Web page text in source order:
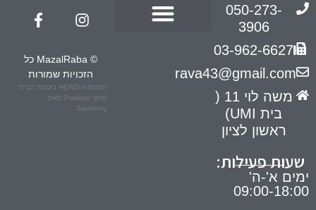
050-273-
3906
03-962-6627
rava43@gmail.com
משה לוי 11 (
בית UMI)
ראשון לציון
שעות פעילות:
ימים א'-ה'
09:00-18:00
© MazalRaba כל
הזכויות שמורות
תמונת ה-HERO בעמוד הבית
מתוךPixabay מאת
Sachinhg